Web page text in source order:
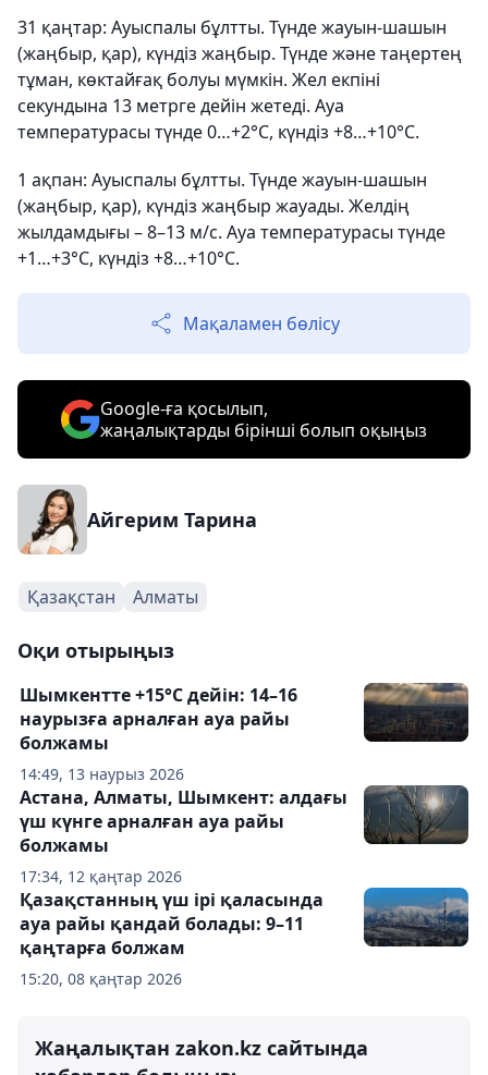
31 қаңтар: Ауыспалы бұлтты. Түнде жауын-шашын
(жаңбыр, қар), күндіз жаңбыр. Түнде және таңертең
тұман, көктайғақ болуы мүмкін. Жел екпіні
секундына 13 метрге дейін жетеді. Ауа
температурасы түнде 0…+2°С, күндіз +8…+10°С.
1 ақпан: Ауыспалы бұлтты. Түнде жауын-шашын
(жаңбыр, қар), күндіз жаңбыр жауады. Желдің
жылдамдығы – 8–13 м/с. Ауа температурасы түнде
+1…+3°С, күндіз +8…+10°С.
Мақаламен бөлісу
Google-ға қосылып,
жаңалықтарды бірінші болып оқыңыз
Айгерим Тарина
Қазақстан Алматы
Оқи отырыңыз
14:49, 13 наурыз 2026
Шымкентте +15°С дейін: 14–16
наурызға арналған ауа райы
болжамы
17:34, 12 қаңтар 2026
Астана, Алматы, Шымкент: алдағы
үш күнге арналған ауа райы
болжамы
15:20, 08 қаңтар 2026
Қазақстанның үш ірі қаласында
ауа райы қандай болады: 9–11
қаңтарға болжам
Жаңалықтан zakon.kz сайтында